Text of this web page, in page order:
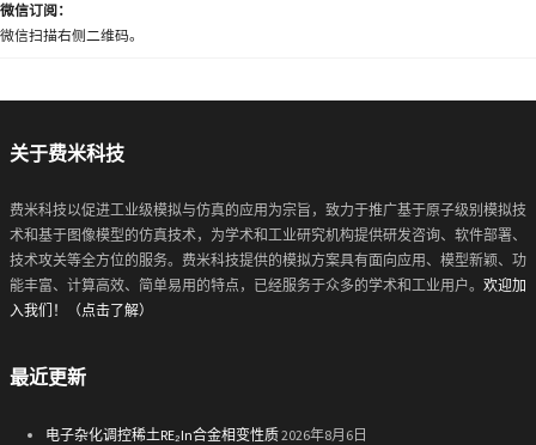
微信订阅：
微信扫描右侧二维码。
关于费米科技
费米科技以促进工业级模拟与仿真的应用为宗旨，致力于推广基于原子级别模拟技
术和基于图像模型的仿真技术，为学术和工业研究机构提供研发咨询、软件部署、
技术攻关等全方位的服务。费米科技提供的模拟方案具有面向应用、模型新颖、功
能丰富、计算高效、简单易用的特点，已经服务于众多的学术和工业用户。 欢迎加
入我们！（点击了解）
最近更新
电子杂化调控稀土RE₂In合金相变性质2026年8月6日